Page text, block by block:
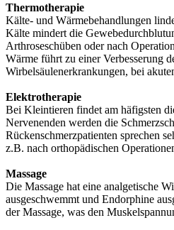
Thermotherapie
Kälte- und Wärmebehandlungen
Kälte mindert die
Arthroseschüben oder nach
Wärme führt zu einer Verbesserung
Wirbelsäulenerkrankungen, bei
Elektrotherapie
Bei Kleintieren findet am häfigsten
Nervenenden werden die
Rückenschmerzpatienten sprechen
z.B. nach orthopädischen
Massage
Die Massage hat eine analgetische
ausgeschwemmt und Endorphine
der Massage, was den